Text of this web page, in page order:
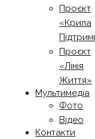
Проєкт
«Крила
Проєкт
«Лінія
Життя»
Мультимедіа
Фото
Відео
Контакти